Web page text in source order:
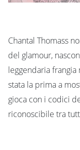
Chantal Thomass
del glamour,
leggendaria frangia
stata la prima a
gioca con i codici
riconoscibile tra